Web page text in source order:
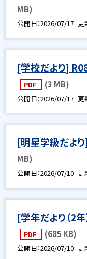
MB)
公開日 2026/07/17 更
[学校だより]
PDF (3 MB)
公開日 2026/07/17 更
[明星学級だよ
MB)
公開日 2026/07/10 更
[学年だより（2
PDF (685 KB)
公開日 2026/07/10 更